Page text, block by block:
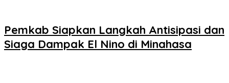
Pemkab Siapkan Langkah Antisipasi dan
Siaga Dampak El Nino di Minahasa